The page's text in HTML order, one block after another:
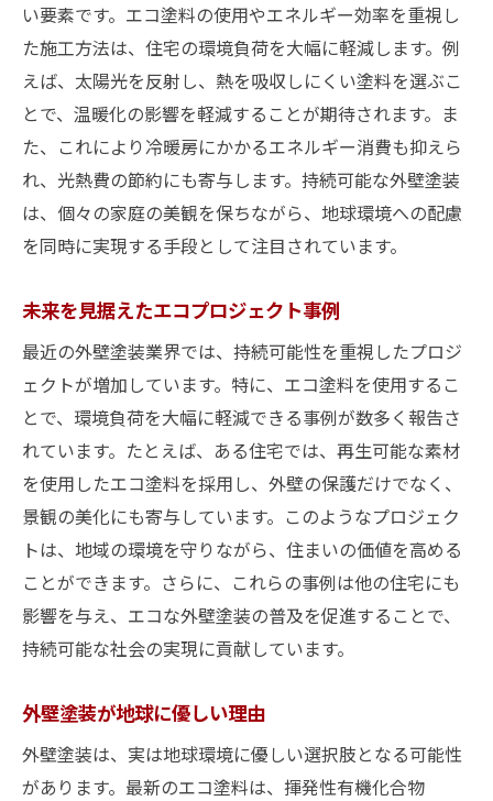
い要素です。エコ塗料の使用やエネルギー効率を重視し
た施工方法は、住宅の環境負荷を大幅に軽減します。例
えば、太陽光を反射し、熱を吸収しにくい塗料を選ぶこ
とで、温暖化の影響を軽減することが期待されます。ま
た、これにより冷暖房にかかるエネルギー消費も抑えら
れ、光熱費の節約にも寄与します。持続可能な外壁塗装
は、個々の家庭の美観を保ちながら、地球環境への配慮
を同時に実現する手段として注目されています。
未来を見据えたエコプロジェクト事例
最近の外壁塗装業界では、持続可能性を重視したプロジ
ェクトが増加しています。特に、エコ塗料を使用するこ
とで、環境負荷を大幅に軽減できる事例が数多く報告さ
れています。たとえば、ある住宅では、再生可能な素材
を使用したエコ塗料を採用し、外壁の保護だけでなく、
景観の美化にも寄与しています。このようなプロジェク
トは、地域の環境を守りながら、住まいの価値を高める
ことができます。さらに、これらの事例は他の住宅にも
影響を与え、エコな外壁塗装の普及を促進することで、
持続可能な社会の実現に貢献しています。
外壁塗装が地球に優しい理由
外壁塗装は、実は地球環境に優しい選択肢となる可能性
があります。最新のエコ塗料は、揮発性有機化合物